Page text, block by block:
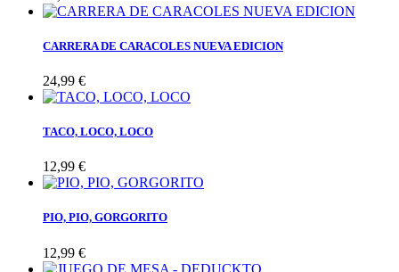
CARRERA DE CARACOLES NUEVA EDICION
24,99 €
TACO, LOCO, LOCO
12,99 €
PIO, PIO, GORGORITO
12,99 €